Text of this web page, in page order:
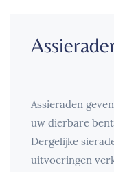
Assieraden
uw dierbare
Dergelijke
uitvoeringen